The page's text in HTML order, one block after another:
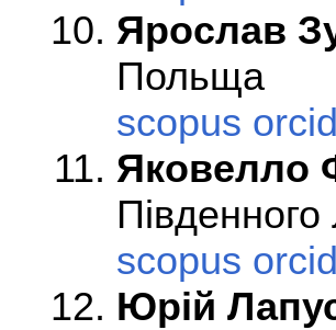
Ярослав
Польща
scopus
Яковелло
Південного
scopus
Юрій